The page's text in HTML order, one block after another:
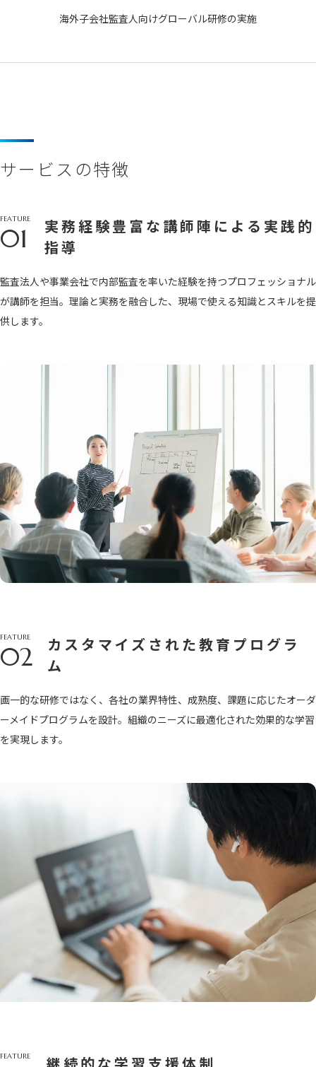
海外子会社監査人向けグローバル研修の実施
サービスの特徴
FEATURE
01
実務経験豊富な講師陣による実践的
指導
監査法人や事業会社で内部監査を率いた経験を持つプロフェッショナル
が講師を担当。理論と実務を融合した、現場で使える知識とスキルを提
供します。
FEATURE
02
カスタマイズされた教育プログラ
ム
画一的な研修ではなく、各社の業界特性、成熟度、課題に応じたオーダ
ーメイドプログラムを設計。組織のニーズに最適化された効果的な学習
を実現します。
FEATURE 継続的な学習支援体制